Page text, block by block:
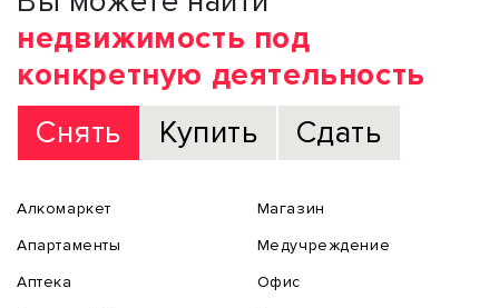
недвижимость под
конкретную деятельность
Снять
Купить Сдать
Алкомаркет
Апартаменты
Аптека
Магазин
Медучреждение
Офис